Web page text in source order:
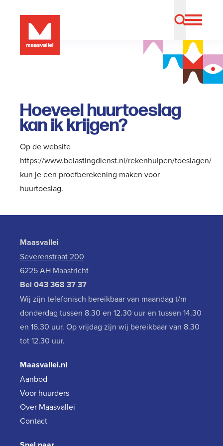
Hoeveel huurtoeslag
kan ik krijgen?
Op de website
https://www.belastingdienst.nl/rekenhulpen/toeslagen/
kun je een proefberekening maken voor
huurtoeslag.
Maasvallei
Severenstraat 200
6225 AH Maastricht
Bel 043 368 37 37
Wij zijn telefonisch bereikbaar van maandag t/m
donderdag tussen 8.30 en 12.30 uur en tussen 14.30
en 16.30 uur. Op vrijdag zijn wij bereikbaar van 8.30
tot 12.30 uur.
Maasvallei.nl
Aanbod
Voor huurders
Over Maasvallei
Contact